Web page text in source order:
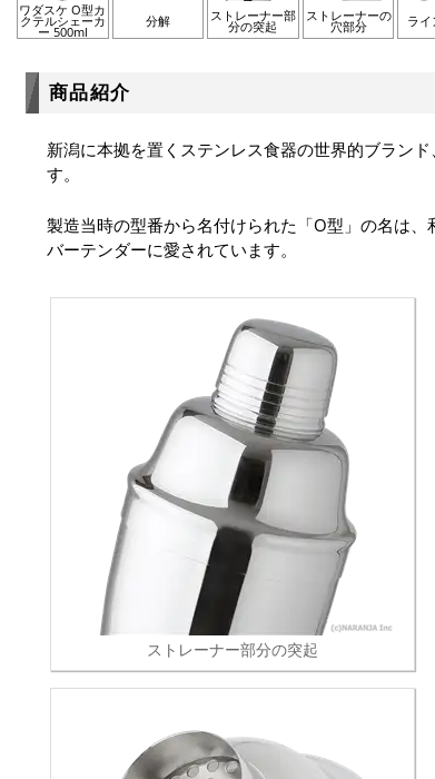
ワダスケ O型カ
クテルシェーカ
ー 500ml
分解 ストレーナー部
分の突起
ストレーナーの
穴部分 ライ
商品紹介
新潟に本拠を置くステンレス食器の世界的ブラン
す。
製造当時の型番から名付けられた「O型」の名は
バーテンダーに愛されています。
ストレーナー部分の突起